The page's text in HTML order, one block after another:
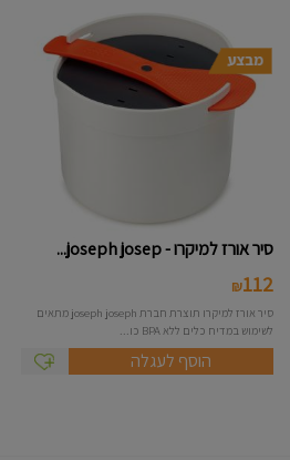
סיר אורז למיקרו - joseph josep...
112
₪
סיר אורז למיקרו תוצרת חברת joseph joseph מתאים
לשימוש במדיח כלים ללא BPA כו...
הוסף לעגלה